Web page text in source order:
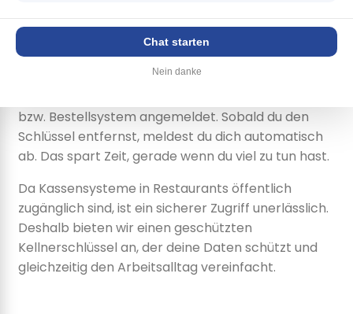
Anmeldung an der Kasse realisiert – ohne dass du
dein Passwort eingeben musst.
Du legst einfach deinen Schlüssel in die Nähe des
bzw. Bestellsystem angemeldet. Sobald du den
Schlüssel entfernst, meldest du dich automatisch
ab. Das spart Zeit, gerade wenn du viel zu tun hast.
Da Kassensysteme in Restaurants öffentlich
zugänglich sind, ist ein sicherer Zugriff unerlässlich.
Deshalb bieten wir einen geschützten
Kellnerschlüssel an, der deine Daten schützt und
gleichzeitig den Arbeitsalltag vereinfacht.
Chat starten
Nein danke